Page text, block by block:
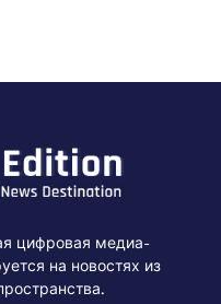
цифровая медиа-
на новостях из